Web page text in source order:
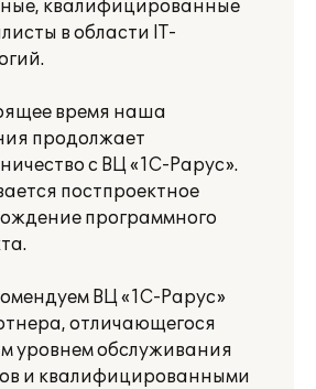
квалифицированные
в области IT-
время наша
продолжает
с ВЦ «1С-Рарус».
постпроектное
программного
ВЦ «1С-Рарус»
отличающегося
уровнем обслуживания
и квалифицированными